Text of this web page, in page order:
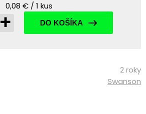
0,08 € / 1 kus
+ DO KOŠÍKA
2 roky
Swanson